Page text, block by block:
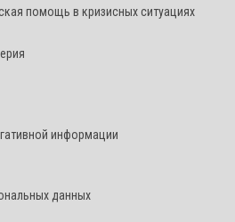
помощь в кризисных ситуациях
информации
данных